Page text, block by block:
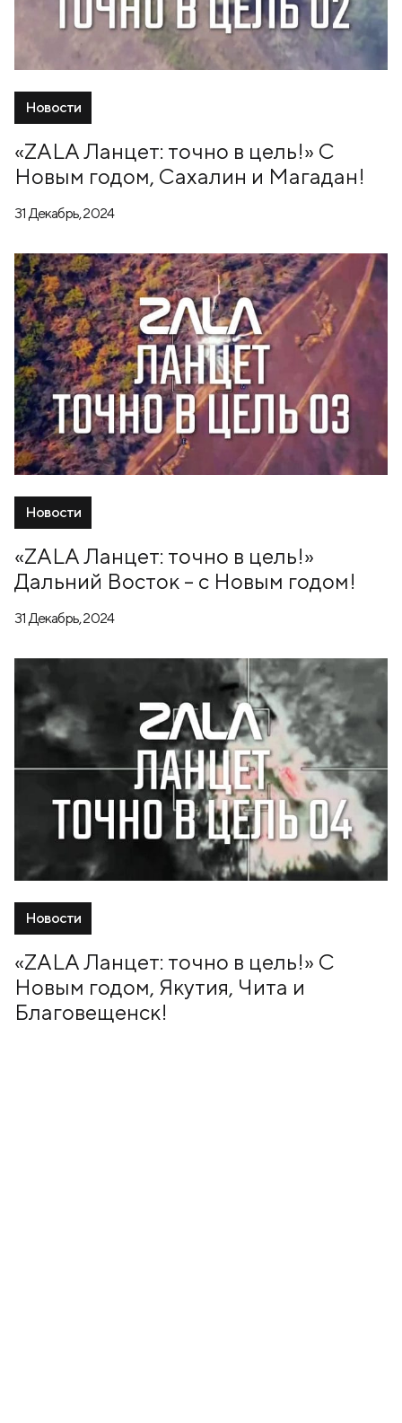
Новости
«ZALA Ланцет: точно в цель!» С
Новым годом, Сахалин и Магадан!
31 Декабрь, 2024
Новости
«ZALA Ланцет: точно в цель!»
Дальний Восток – с Новым годом!
31 Декабрь, 2024
Новости
«ZALA Ланцет: точно в цель!» С
Новым годом, Якутия, Чита и
Благовещенск!